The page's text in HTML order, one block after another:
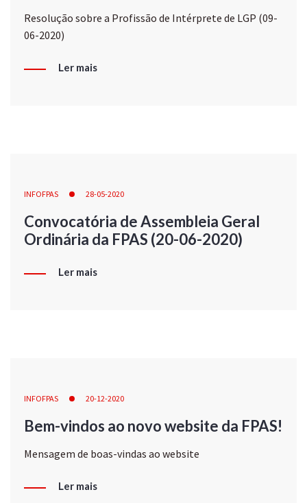
Resolução sobre a Profissão de Intérprete de LGP (09-
06-2020)
Ler mais
INFOFPAS 28-05-2020
Convocatória de Assembleia Geral
Ordinária da FPAS (20-06-2020)
Ler mais
INFOFPAS 20-12-2020
Bem-vindos ao novo website da FPAS!
Mensagem de boas-vindas ao website
Ler mais